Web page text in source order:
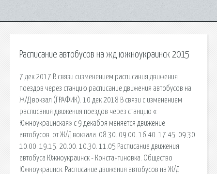
Расписание автобусов на жд южноукраинск 2015
7 дек 2017 В связи сизменением расписания движения
поездов через станцию расписание движения автобусов на
Ж/Д вокзал (ГРАФИК). 10 дек 2018 В связи с изменением
расписания движения поездов через станцию «
Южноукраинская» с 9 декабря меняется движение
автобусов. от Ж/Д вокзала. 08.30. 09.00. 16.40. 17.45. 09.30.
10.00. 19.15. 20.00. 10.30. 11.05 Расписание движения
автобуса Южноукраинск - Константиновка. Общество
Южноукраинск. Расписание движения автобусов на Ж/Д